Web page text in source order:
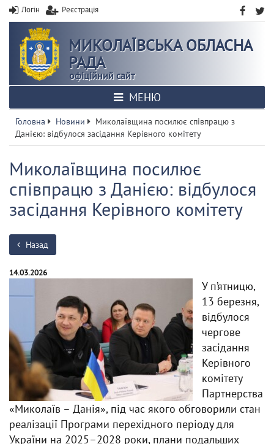
Логін Реєстрація
МИКОЛАЇВСЬКА ОБЛАСНА
РАДА
офіційний сайт
МЕНЮ
Головна Новини
Миколаївщина посилює співпрацю з
Данією: відбулося засідання Керівного комітету
Миколаївщина посилює
співпрацю з Данією: відбулося
засідання Керівного комітету
Назад
14.03.2026
У п’ятницю,
13 березня,
відбулося
чергове
засідання
Керівного
комітету
Партнерства
«Миколаїв – Данія», під час якого обговорили стан
реалізації Програми перехідного періоду для
України на 2025–2028 роки, плани подальших